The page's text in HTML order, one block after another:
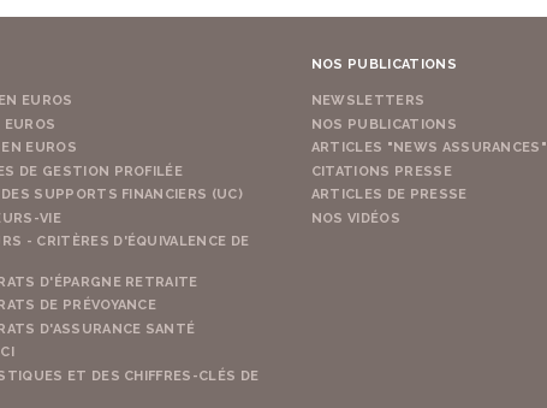
EUROS
EUROS
EUROS
DE GESTION PROFILÉE
SUPPORTS FINANCIERS (UC)
VIE
- CRITÈRES D'ÉQUIVALENCE DE
D'ÉPARGNE RETRAITE
DE PRÉVOYANCE
D'ASSURANCE SANTÉ
ET DES CHIFFRES-CLÉS DE
NOS PUBLICATIONS
NEWSLETTERS
NOS PUBLICATIONS
ARTICLES "NEWS ASSURANCES"
CITATIONS PRESSE
ARTICLES DE PRESSE
NOS VIDÉOS